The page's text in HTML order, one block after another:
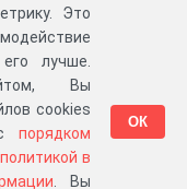
гг. Блог.Суть проекта
. ЧаВО. Сборка 111.39
Это
лучше.
Вы
cookies
порядком
политикой в
. Вы
ОК